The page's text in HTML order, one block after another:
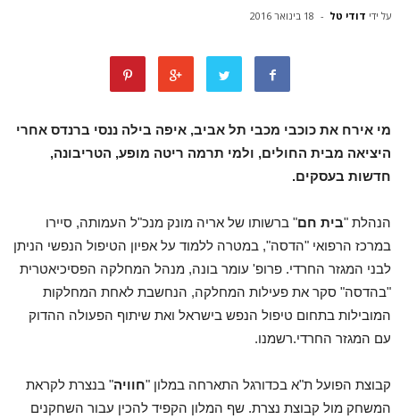
על ידי דודי טל - 18 בינואר 2016
מי אירח את כוכבי מכבי תל אביב, איפה בילה ננסי ברנדס אחרי
היציאה מבית החולים, ולמי תרמה ריטה מופע, הטריבונה,
חדשות בעסקים.
הנהלת "בית חם" ברשותו של אריה מונק מנכ"ל העמותה, סיירו
במרכז הרפואי "הדסה", במטרה ללמוד על אפיון הטיפול הנפשי הניתן
לבני המגזר החרדי. פרופ' עומר בונה, מנהל המחלקה הפסיכיאטרית
"בהדסה" סקר את פעילות המחלקה, הנחשבת לאחת המחלקות
המובילות בתחום טיפול הנפש בישראל ואת שיתוף הפעולה ההדוק
עם המגזר החרדי.רשמנו.
קבוצת הפועל ת"א בכדורגל התארחה במלון "חוויה" בנצרת לקראת
המשחק מול קבוצת נצרת. שף המלון הקפיד להכין עבור השחקנים